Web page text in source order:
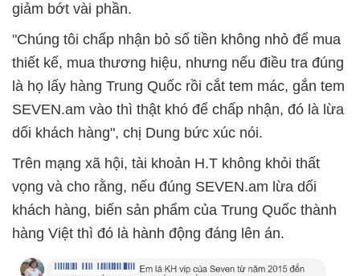
giảm bớt vài phần.
"Chúng tôi chấp nhận bỏ số tiền không nhỏ để mua
thiết kế, mua thương hiệu, nhưng nếu điều tra đúng
là họ lấy hàng Trung Quốc rồi cắt tem mác, gắn tem
SEVEN.am vào thì thật khó để chấp nhận, đó là lừa
dối khách hàng", chị Dung bức xúc nói.
Trên mạng xã hội, tài khoản H.T không khỏi thất
vọng và cho rằng, nếu đúng SEVEN.am lừa dối
khách hàng, biến sản phẩm của Trung Quốc thành
hàng Việt thì đó là hành động đáng lên án.